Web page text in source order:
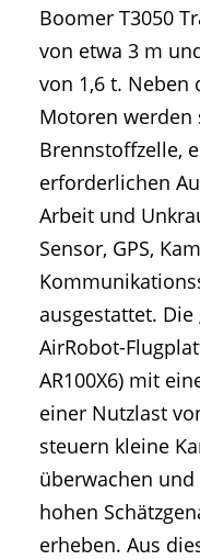
Boomer T3050
von etwa 3 m
von 1,6 t. Neben
Motoren
Brennstoffzelle,
erforderlichen
Arbeit und
Sensor, GPS,
ausgestattet. Die
AirRobot-
AR100X6) mit
einer Nutzlast
steuern kleine
überwachen
hohen
erheben. Aus